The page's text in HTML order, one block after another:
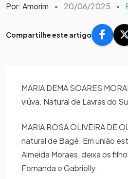
Por: Amorim • 20/06/2025 •
Compartilhe este artigo
MARIA DEMA SOARES
viúva. Natural de Lavras do
MARIA ROSA OLIVEIRA DE
natural de Bagé. Em união
Almeida Moraes, deixa os
Fernanda e Gabrielly.